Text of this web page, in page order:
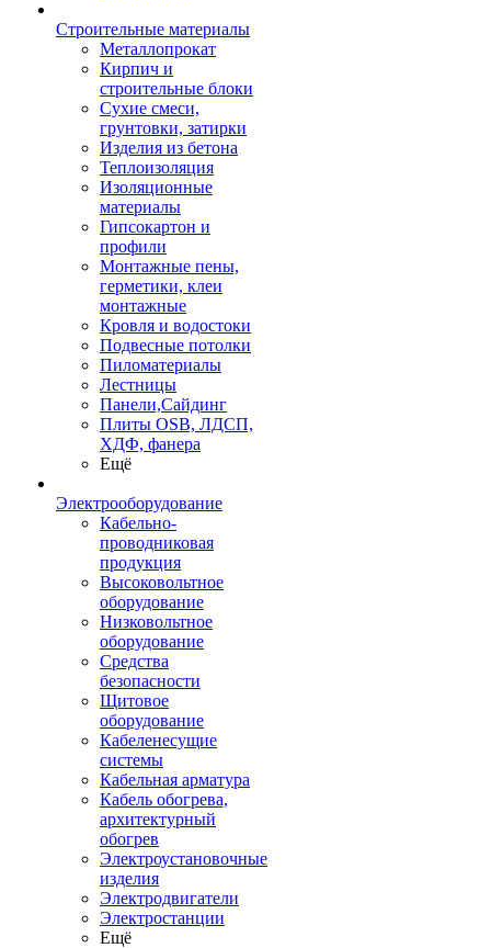
Строительные материалы
Металлопрокат
Кирпич и
строительные блоки
Сухие смеси,
грунтовки, затирки
Изделия из бетона
Теплоизоляция
Изоляционные
материалы
Гипсокартон и
профили
Монтажные пены,
герметики, клеи
монтажные
Кровля и водостоки
Подвесные потолки
Пиломатериалы
Лестницы
Панели,Сайдинг
Плиты OSB, ЛДСП,
ХДФ, фанера
Ещё
Электрооборудование
Кабельно-
проводниковая
продукция
Высоковольтное
оборудование
Низковольтное
оборудование
Средства
безопасности
Щитовое
оборудование
Кабеленесущие
системы
Кабельная арматура
Кабель обогрева,
архитектурный
обогрев
Электроустановочные
изделия
Электродвигатели
Электростанции
Ещё